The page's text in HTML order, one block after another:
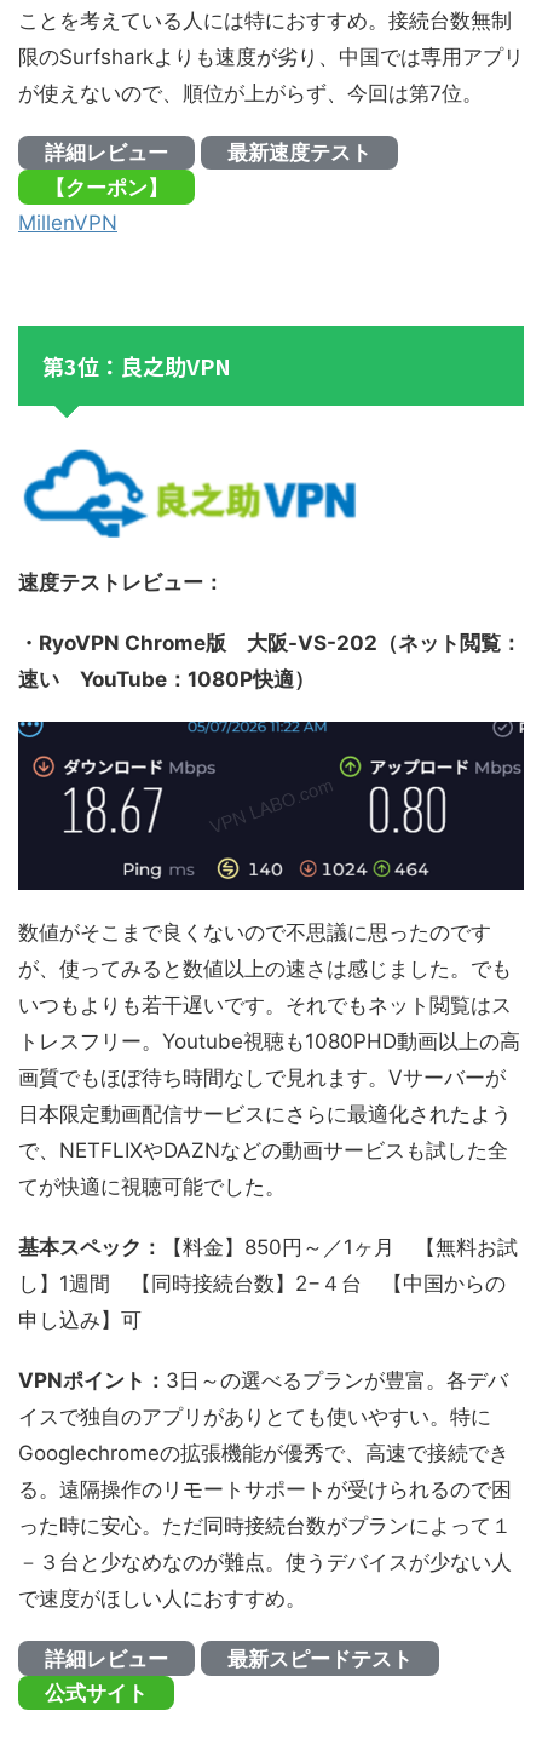
ことを考えている人には特におすすめ。接続台数無制
限のSurfsharkよりも速度が劣り、中国では専用アプリ
が使えないので、順位が上がらず、今回は第7位。
詳細レビュー
最新速度テスト
【クーポン】
MillenVPN
第3位：良之助VPN
速度テストレビュー：
・RyoVPN Chrome版 大阪-VS-202（ネット閲覧：
速い YouTube：1080P快適）
数値がそこまで良くないので不思議に思ったのです
が、使ってみると数値以上の速さは感じました。でも
いつもよりも若干遅いです。それでもネット閲覧はス
トレスフリー。Youtube視聴も1080PHD動画以上の高
画質でもほぼ待ち時間なしで見れます。Vサーバーが
日本限定動画配信サービスにさらに最適化されたよう
で、NETFLIXやDAZNなどの動画サービスも試した全
てが快適に視聴可能でした。
基本スペック：
【料金】850円～／1ヶ月 【無料お試
し】1週間 【同時接続台数】2−４台 【中国からの
申し込み】可
VPNポイント： 3日～の選べるプランが豊富。各デバ
イスで独自のアプリがありとても使いやすい。特に
Googlechromeの拡張機能が優秀で、高速で接続でき
る。遠隔操作のリモートサポートが受けられるので困
った時に安心。ただ同時接続台数がプランによって１
－３台と少なめなのが難点。使うデバイスが少ない人
で速度がほしい人におすすめ。
詳細レビュー
最新スピードテスト
公式サイト